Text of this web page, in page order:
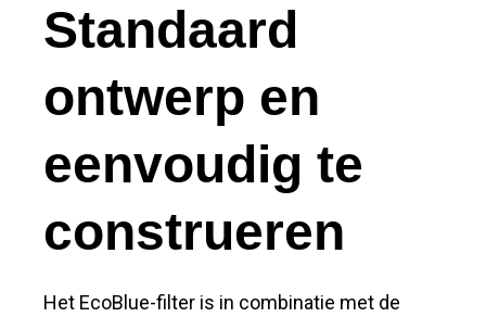
Standaard
ontwerp en
eenvoudig te
construeren
Het EcoBlue-filter is in combinatie met de